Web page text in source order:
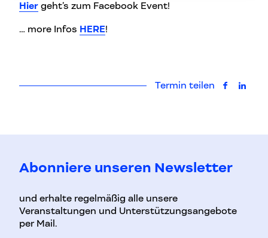
Hier geht’s zum Facebook Event!
… more Infos HERE!
Termin teilen auf auf
Abonniere unseren Newsletter
und erhalte regelmäßig alle unsere
Veranstaltungen und Unterstützungsangebote
per Mail.